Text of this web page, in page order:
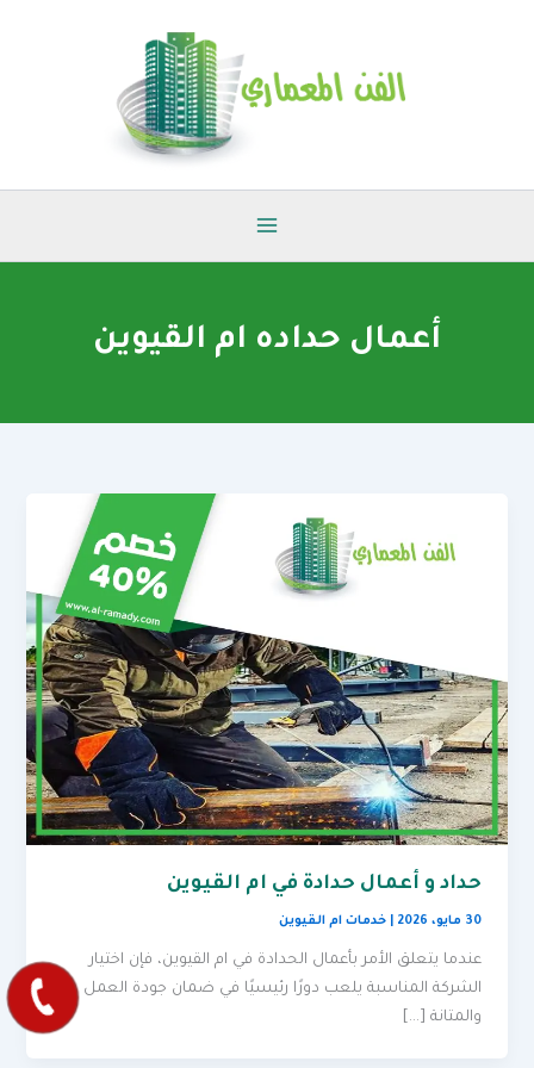
أعمال حداده ام القيوين
حداد و أعمال حدادة في ام القيوين
30 مايو، 2026 |خدمات ام القيوين
عندما يتعلق الأمر بأعمال الحدادة في ام القيوين، فإن اختيار
الشركة المناسبة يلعب دورًا رئيسيًا في ضمان جودة العمل
والمتانة […]